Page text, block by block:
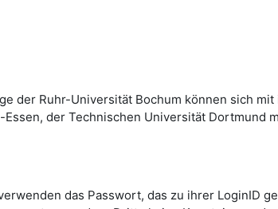
der Ruhr-Universität Bochum können sich
der Technischen Universität Dortmund
das Passwort, das zu ihrer LoginID